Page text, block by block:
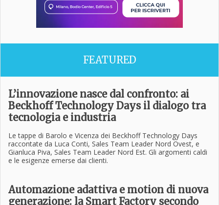
FEATURED
L’innovazione nasce dal confronto: ai
Beckhoff Technology Days il dialogo tra
tecnologia e industria
Le tappe di Barolo e Vicenza dei Beckhoff Technology Days
raccontate da Luca Conti, Sales Team Leader Nord Ovest, e
Gianluca Piva, Sales Team Leader Nord Est. Gli argomenti caldi
e le esigenze emerse dai clienti.
Automazione adattiva e motion di nuova
generazione: la Smart Factory secondo